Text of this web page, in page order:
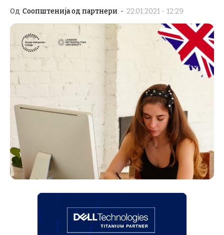
Од Соопштенија од партнери - 22.01.2021 - 12:29